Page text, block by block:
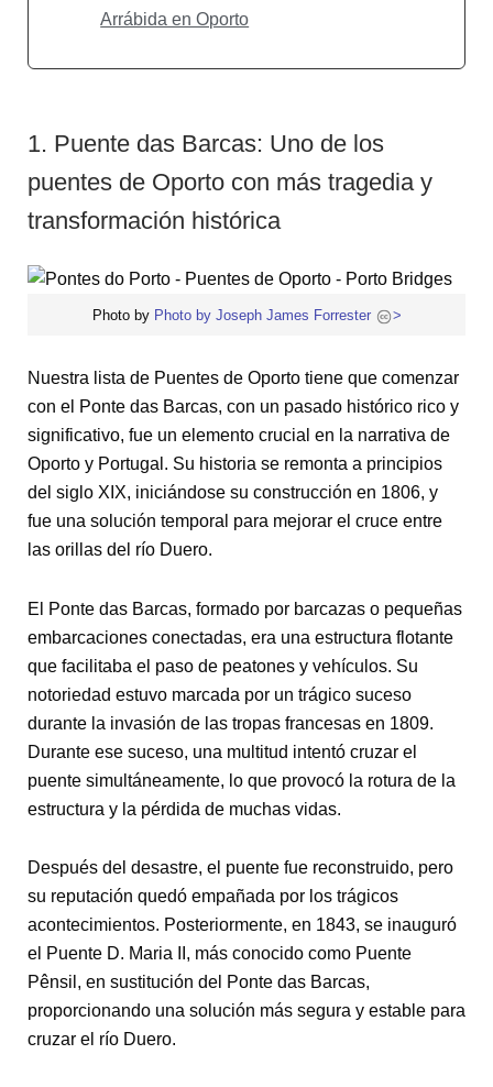
Arrábida en Oporto
1. Puente das Barcas: Uno de los
puentes de Oporto con más tragedia y
transformación histórica
Photo by Photo by Joseph James Forrester >
Nuestra lista de Puentes de Oporto tiene que comenzar
con el Ponte das Barcas, con un pasado histórico rico y
significativo, fue un elemento crucial en la narrativa de
Oporto y Portugal. Su historia se remonta a principios
del siglo XIX, iniciándose su construcción en 1806, y
fue una solución temporal para mejorar el cruce entre
las orillas del río Duero.
El Ponte das Barcas, formado por barcazas o pequeñas
embarcaciones conectadas, era una estructura flotante
que facilitaba el paso de peatones y vehículos. Su
notoriedad estuvo marcada por un trágico suceso
durante la invasión de las tropas francesas en 1809.
Durante ese suceso, una multitud intentó cruzar el
puente simultáneamente, lo que provocó la rotura de la
estructura y la pérdida de muchas vidas.
Después del desastre, el puente fue reconstruido, pero
su reputación quedó empañada por los trágicos
acontecimientos. Posteriormente, en 1843, se inauguró
el Puente D. Maria II, más conocido como Puente
Pênsil, en sustitución del Ponte das Barcas,
proporcionando una solución más segura y estable para
cruzar el río Duero.